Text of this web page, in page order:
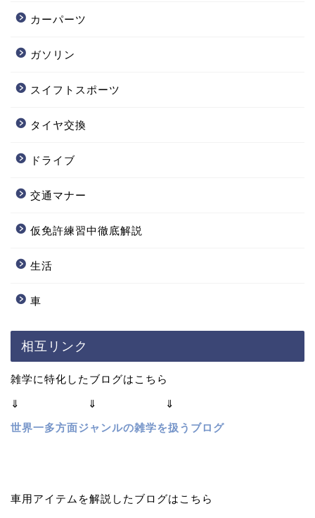
カーパーツ
ガソリン
スイフトスポーツ
タイヤ交換
ドライブ
交通マナー
仮免許練習中徹底解説
生活
車
相互リンク
雑学に特化したブログはこちら
⇓ ⇓ ⇓
世界一多方面ジャンルの雑学を扱うブログ
車用アイテムを解説したブログはこちら